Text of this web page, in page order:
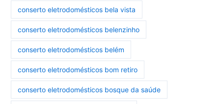
conserto eletrodomésticos bela vista
conserto eletrodomésticos belenzinho
conserto eletrodomésticos belém
conserto eletrodomésticos bom retiro
conserto eletrodomésticos bosque da saúde